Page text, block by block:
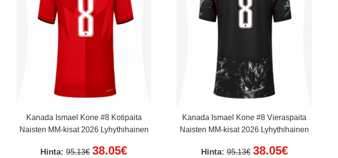
Kanada Ismael Kone #8 Kotipaita
Naisten MM-kisat 2026 Lyhythihainen
Hinta:95.13€ 38.05€
Kanada Ismael Kone #8 Vieraspaita
Naisten MM-kisat 2026 Lyhythihainen
Hinta:95.13€ 38.05€